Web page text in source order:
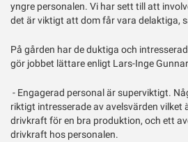
yngre personalen. Vi har sett till att
det är viktigt att dom får vara delaktiga,
På gården har de duktiga och
gör jobbet lättare enligt Lars-Inge
- Engagerad personal är superviktigt.
riktigt intresserade av avelsvärden vilket
drivkraft för en bra produktion, och ett
drivkraft hos personalen.